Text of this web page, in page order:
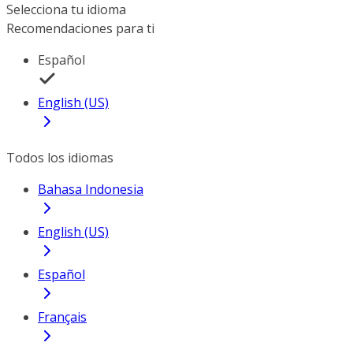
Selecciona tu idioma
Recomendaciones para ti
Español
English (US)
Todos los idiomas
Bahasa Indonesia
English (US)
Español
Français